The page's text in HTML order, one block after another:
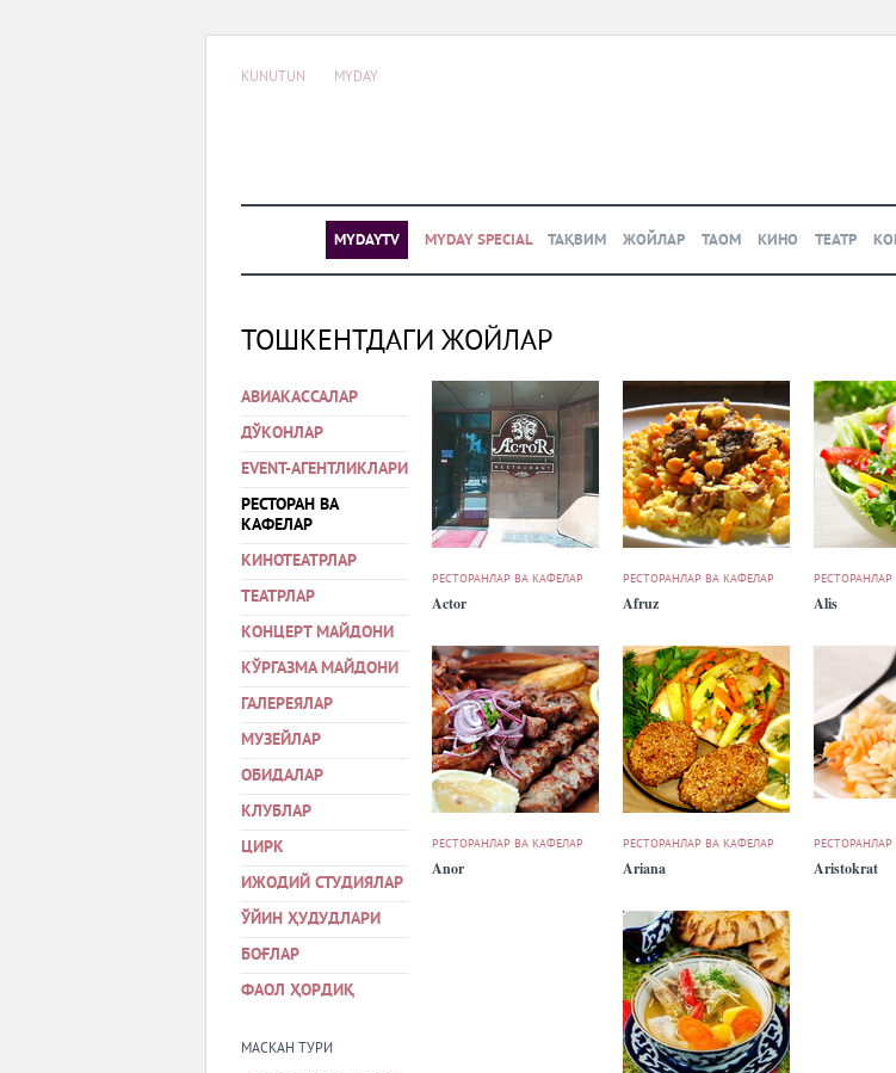
KUNUTUN MYDAY
MYDAYTV MYDAY SPECIAL ТАҚВИМ ЖОЙЛАР ТАОМ КИНО ТЕАТР
ТОШКЕНТДАГИ ЖОЙЛАР
АВИАКАССАЛАР
ДЎКОНЛАР
EVENT-АГЕНТЛИКЛАРИ
РЕСТОРАН ВА
КАФЕЛАР
КИНОТЕАТРЛАР
ТЕАТРЛАР
КОНЦЕРТ МАЙДОНИ
КЎРГАЗМА МАЙДОНИ
ГАЛЕРЕЯЛАР
МУЗЕЙЛАР
ОБИДАЛАР
КЛУБЛАР
ЦИРК
ИЖОДИЙ СТУДИЯЛАР
ЎЙИН ҲУДУДЛАРИ
БОҒЛАР
ФАОЛ ҲОРДИҚ
МАСКАН ТУРИ
РЕСТОРАНЛАР ВА КАФЕЛАР
Actor
РЕСТОРАНЛАР ВА КАФЕЛАР
Afruz Alis
РЕСТОРАНЛАР ВА КАФЕЛАР
Anor
РЕСТОРАНЛАР ВА КАФЕЛАР
Ariana Aristokrat